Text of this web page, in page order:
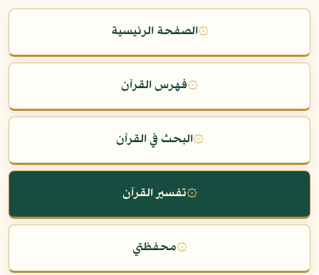
۞الصفحة الرئيسية
۞فهرس القرآن
۞البحث في القرآن
۞تفسير القرآن
۞محفظتي